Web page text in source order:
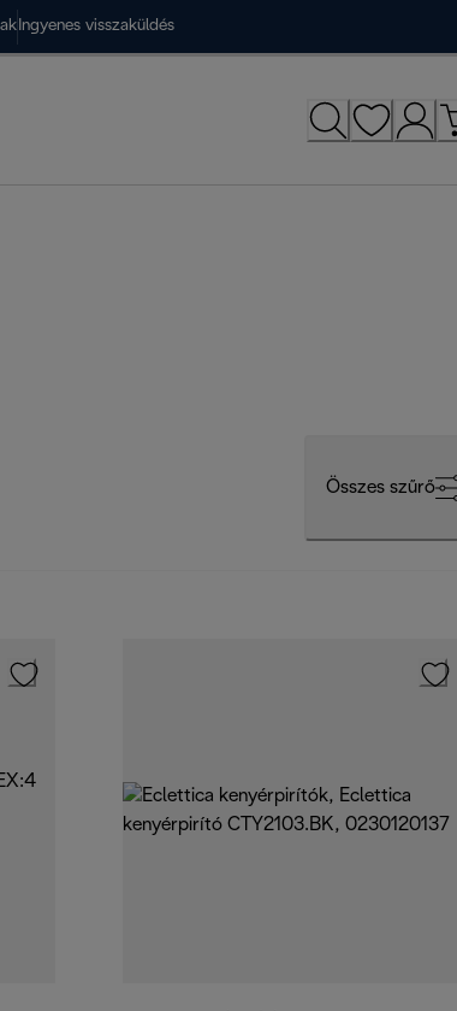
Ingyenes visszaküldés
Összes szűrő